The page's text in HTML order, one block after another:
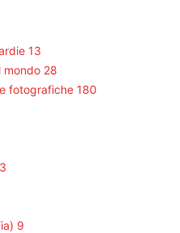
13
mondo 28
fotografiche 180
9